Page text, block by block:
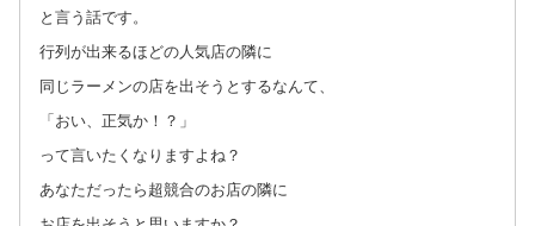
と言う話です。
行列が出来るほどの人気店の隣に
同じラーメンの店を出そうとするなんて、
「おい、正気か！？」
って言いたくなりますよね？
あなただったら超競合のお店の隣に